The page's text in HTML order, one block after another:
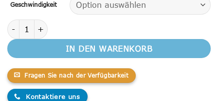
Geschwindigkeit
Rolektro, E-Trike 25 V.3 Lithium, Blau, 60-30AH Akku, 1000
IN DEN WARENKORB
Fragen Sie nach der Verfügbarkeit
Kontaktiere uns